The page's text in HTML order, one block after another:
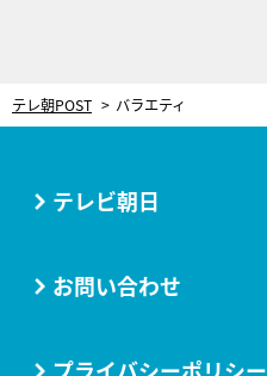
テレ朝POST バラエティ
テレビ朝日
お問い合わせ
プライバシーポリシー